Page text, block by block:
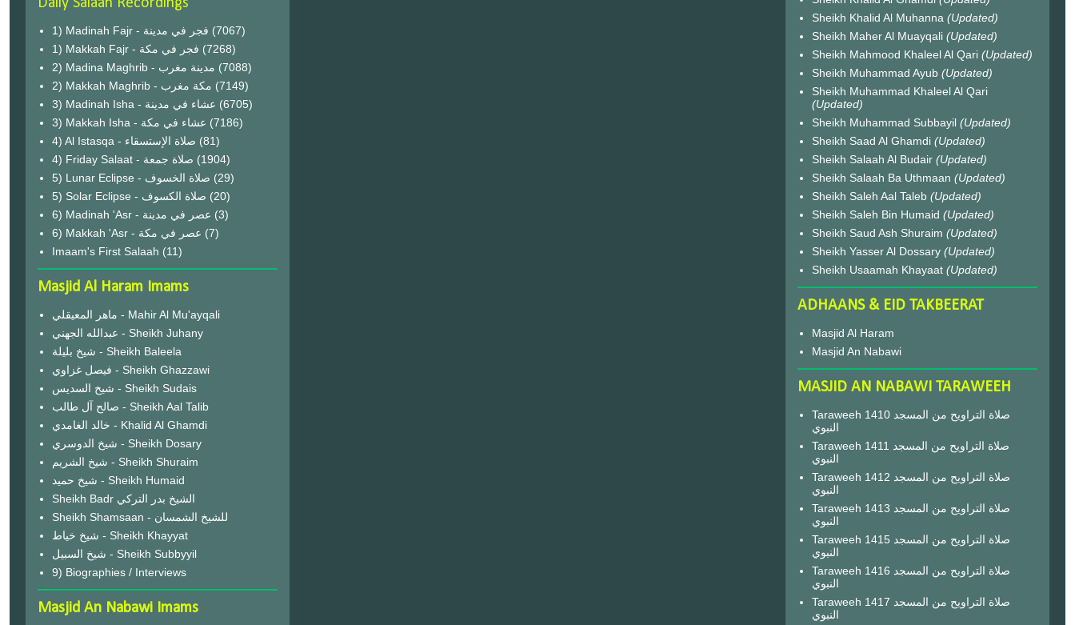
Daily Salaah Recordings
1) Madinah Fajr - فجر في مدينة (7067)
1) Makkah Fajr - فجر في مكة (7268)
2) Madina Maghrib - مدينة مغرب (7088)
2) Makkah Maghrib - مكة مغرب (7149)
3) Madinah Isha - عشاء في مدينة (6705)
3) Makkah Isha - عشاء في مكة (7186)
4) Al Istasqa - صلاة الإستسقاء (81)
4) Friday Salaat - صلاة جمعة (1904)
5) Lunar Eclipse - صلاة الخسوف (29)
(20)
6) Madinah 'Asr - عصر في مدينة (3)
6) Makkah 'Asr - عصر في مكة (7)
Imaam's First Salaah (11)
Masjid Al Haram Imams
ماهر المعيقلي - Mahir Al Mu'ayqali
عبدالله الجهني - Sheikh Juhany
شيخ بليلة - Sheikh Baleela
فيصل غزاوي - Sheikh Ghazzawi
شيخ السديس - Sheikh Sudais
صالح آل طالب - Sheikh Aal Talib
خالد الغامدي - Khalid Al Ghamdi
شيخ الدوسري - Sheikh Dosary
شيخ الشريم - Sheikh Shuraim
شيخ حميد - Sheikh Humaid
Sheikh Badr الشيخ بدر التركي
Sheikh Shamsaan - للشيخ الشمسان
شيخ خياط - Sheikh Khayyat
شيخ السبيل - Sheikh Subbyyil
9) Biographies / Interviews
Masjid An Nabawi Imams
Sheikh Khalid Al Muhanna (Updated)
Sheikh Maher Al Muayqali (Updated)
Sheikh Mahmood Khaleel Al Qari (Updated)
Sheikh Muhammad Ayub (Updated)
Sheikh Muhammad Khaleel Al Qari
(Updated)
Sheikh Muhammad Subbayil (Updated)
Sheikh Saad Al Ghamdi (Updated)
Sheikh Salaah Al Budair (Updated)
Sheikh Salaah Ba Uthmaan (Updated)
Sheikh Saleh Aal Taleb (Updated)
Sheikh Saleh Bin Humaid (Updated)
Sheikh Saud Ash Shuraim (Updated)
Sheikh Yasser Al Dossary (Updated)
Sheikh Usaamah Khayaat (Updated)
ADHAANS & EID TAKBEERAT
Masjid Al Haram
Masjid An Nabawi
MASJID AN NABAWI TARAWEEH
Taraweeh 1410 صلاة التراويح من المسجد
النبوي
Taraweeh 1411 صلاة التراويح من المسجد
النبوي
Taraweeh 1412 صلاة التراويح من المسجد
النبوي
Taraweeh 1413 صلاة التراويح من المسجد
النبوي
Taraweeh 1415 صلاة التراويح من المسجد
النبوي
Taraweeh 1416 صلاة التراويح من المسجد
النبوي
Taraweeh 1417 صلاة التراويح من المسجد
النبوي